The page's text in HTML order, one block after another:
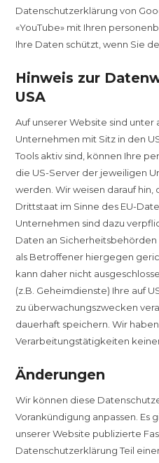
Datenschutzerklärung von
«YouTube» mit Ihren
Ihre Daten schützt, wenn Sie
Hinweis zur
USA
Auf unserer Website sind unter
Unternehmen mit Sitz in den
Tools aktiv sind, können Ihre
die US-Server der jeweiligen
werden. Wir weisen darauf hin,
Drittstaat im Sinne des EU-
Unternehmen sind dazu
Daten an Sicherheitsbehörden
als Betroffener hiergegen
kann daher nicht
(z.B. Geheimdienste) Ihre auf
zu überwachungszwecken
dauerhaft speichern. Wir
Verarbeitungstätigkeiten
Änderungen
Wir können diese
Vorankündigung anpassen. Es
unserer Website publizierte
Datenschutzerklärung Teil